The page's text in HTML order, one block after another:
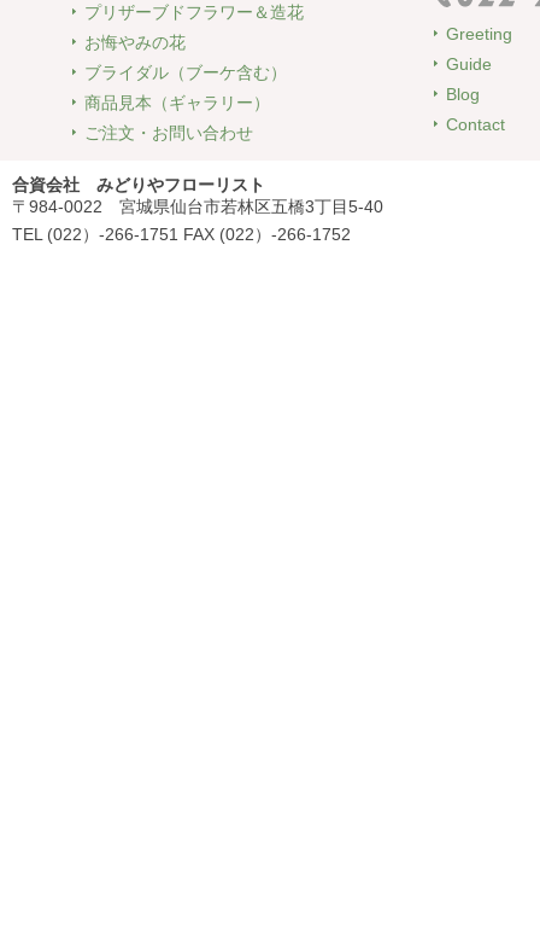
プリザーブドフラワー＆造花
お悔やみの花
ブライダル（ブーケ含む）
商品見本（ギャラリー）
ご注文・お問い合わせ
Greeting
Guide
Blog
Contact
合資会社 みどりやフローリスト
〒984-0022 宮城県仙台市若林区五橋3丁目5-40
TEL (022）-266-1751 FAX (022）-266-1752